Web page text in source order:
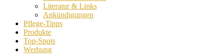
Literatur & Links
Ankündigungen
Pflege-Tipps
Produkte
Top-Spots
Werbung